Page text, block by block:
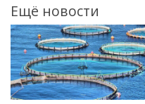
Ещё новости